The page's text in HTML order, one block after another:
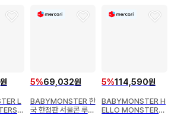
L
5%69,032원
BABYMONSTER 한
국 한정판 서울콘 루카
5%114,590원
BABYMONSTER H
ELLO MONSTERS